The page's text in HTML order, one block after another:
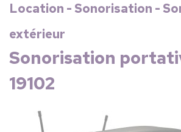
Location - Sonorisation -
extérieur
Sonorisation
19102